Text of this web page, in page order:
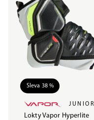
Sleva 38 %
JUNIOR
Lokty Vapor Hyperlite